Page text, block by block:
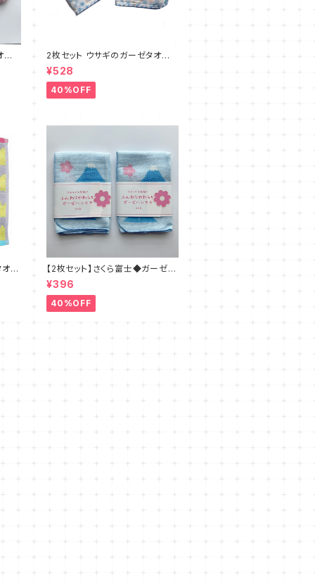
2枚セット ウサギのガーゼタオ
ル ハンカチたおる 日本製
¥528
40%OFF
オ
【2枚セット】さくら富士◆ガーゼの
ハンカチ 日本製
¥396
40%OFF